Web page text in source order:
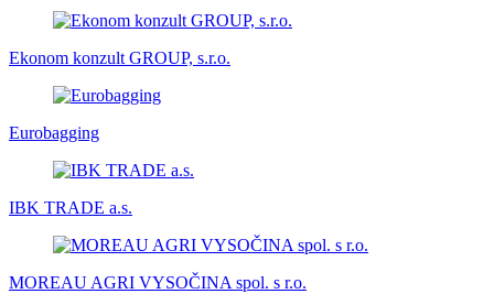
Ekonom konzult GROUP, s.r.o.
Eurobagging
IBK TRADE a.s.
MOREAU AGRI VYSOČINA spol. s r.o.